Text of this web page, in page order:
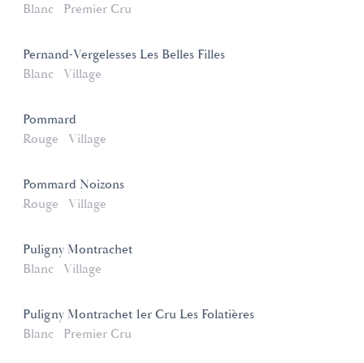
Blanc
Premier Cru
Pernand-Vergelesses Les Belles Filles
Blanc
Village
Pommard
Rouge
Village
Pommard Noizons
Rouge
Village
Puligny Montrachet
Blanc
Village
Puligny Montrachet 1er Cru Les Folatières
Blanc
Premier Cru